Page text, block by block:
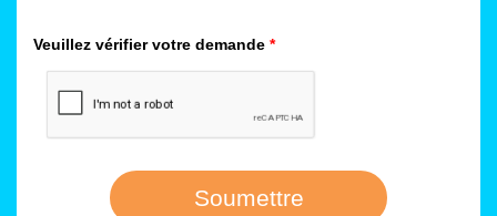
Veuillez vérifier votre demande *
Soumettre